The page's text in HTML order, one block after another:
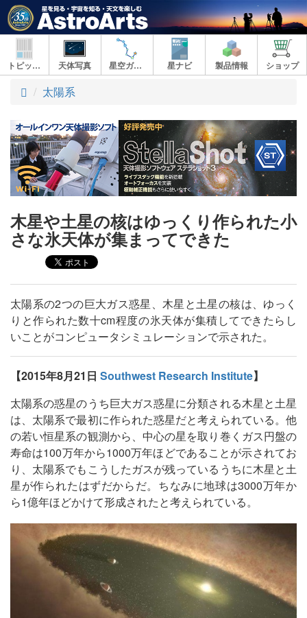
トピックス 天体写真 星空ガイド 星ナビ 製品情報 ショップ
ト
プ
太陽系
木星や土星の核はゆっくり作られた小
さな氷天体が集まってできた
太陽系の2つの巨大ガス惑星、木星と土星の核は、ゆっく
りと作られた数十cm程度の氷天体が集積してできたらし
いことがコンピュータシミュレーションで示された。
【2015年8月21日 Southwest Research Institute】
太陽系の惑星のうち巨大ガス惑星に分類される木星と土星
は、太陽系で最初に作られた惑星だと考えられている。他
の若い恒星系の観測から、中心の星を取り巻くガス円盤の
寿命は100万年から1000万年ほどであることが示されてお
り、太陽系でもこうしたガスが残っているうちに木星と土
星が作られたはずだからだ。ちなみに地球は3000万年か
ら1億年ほどかけて形成されたと考えられている。